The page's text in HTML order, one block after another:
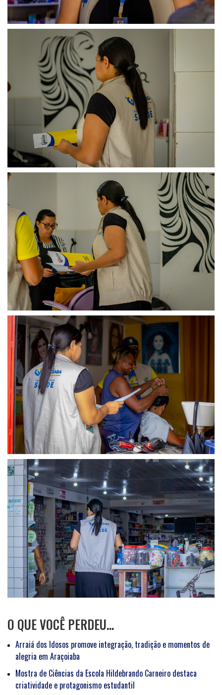
O QUE VOCÊ PERDEU…
Arraiá dos Idosos promove integração, tradição e momentos de
alegria em Araçoiaba
Mostra de Ciências da Escola Hildebrando Carneiro destaca
criatividade e protagonismo estudantil